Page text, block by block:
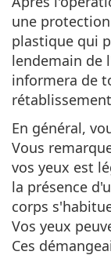
une
plastique qui
lendemain de
informera de
En général,
Vous
vos yeux est
la présence
corps
Vos yeux
Ces